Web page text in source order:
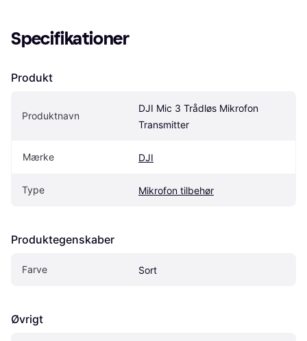
Specifikationer
Produkt
Produktnavn
DJI Mic 3 Trådløs Mikrofon
Transmitter
Mærke DJI
Type Mikrofon tilbehør
Produktegenskaber
Farve Sort
Øvrigt